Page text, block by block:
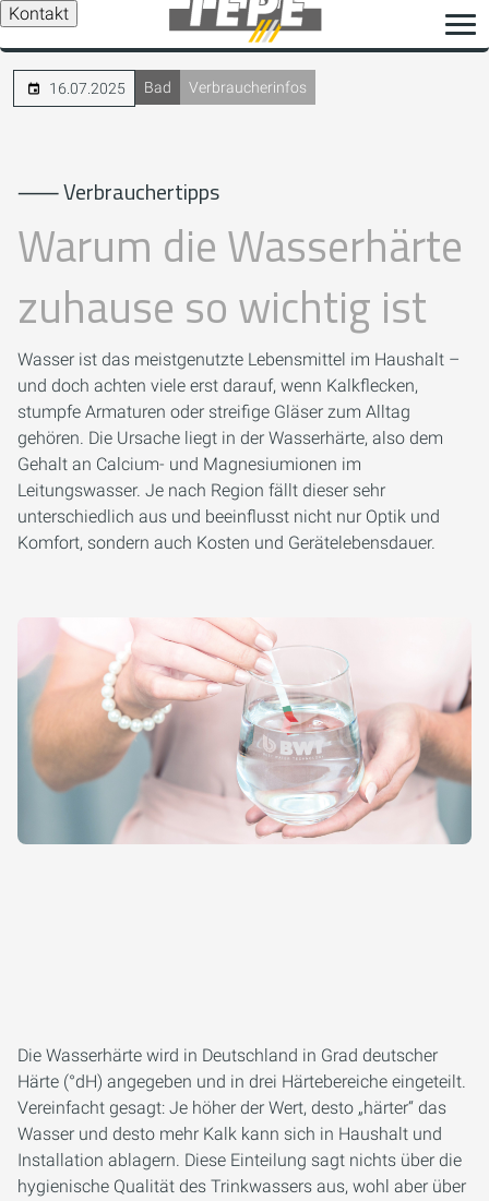
Kontakt
16.07.2025 Bad Verbraucherinfos
⸺ Verbrauchertipps
Warum die Wasserhärte
zuhause so wichtig ist
Wasser ist das meistgenutzte Lebensmittel im Haushalt –
und doch achten viele erst darauf, wenn Kalkflecken,
stumpfe Armaturen oder streifige Gläser zum Alltag
gehören. Die Ursache liegt in der Wasserhärte, also dem
Gehalt an Calcium- und Magnesiumionen im
Leitungswasser. Je nach Region fällt dieser sehr
unterschiedlich aus und beeinflusst nicht nur Optik und
Komfort, sondern auch Kosten und Gerätelebensdauer.
Die Wasserhärte wird in Deutschland in Grad deutscher
Härte (°dH) angegeben und in drei Härtebereiche eingeteilt.
Vereinfacht gesagt: Je höher der Wert, desto „härter“ das
Wasser und desto mehr Kalk kann sich in Haushalt und
Installation ablagern. Diese Einteilung sagt nichts über die
hygienische Qualität des Trinkwassers aus, wohl aber über